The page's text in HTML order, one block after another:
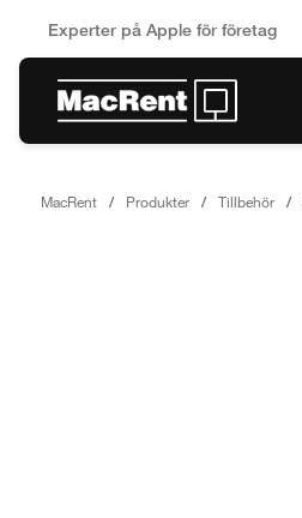
Experter på Apple för företag
MacRent Produkter Tillbehör